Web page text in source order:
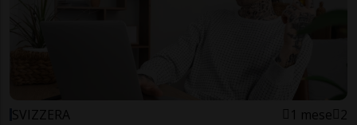
SVIZZERA 1 mese 2